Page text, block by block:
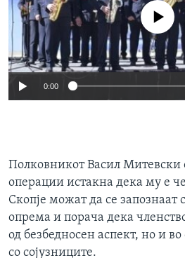
No media source
0:00
Полковникот Васил Митевски
операции истакна дека му е
Скопје можат да се запознаат
опрема и порача дека
од безбедносен аспект, но и
со сојузниците.